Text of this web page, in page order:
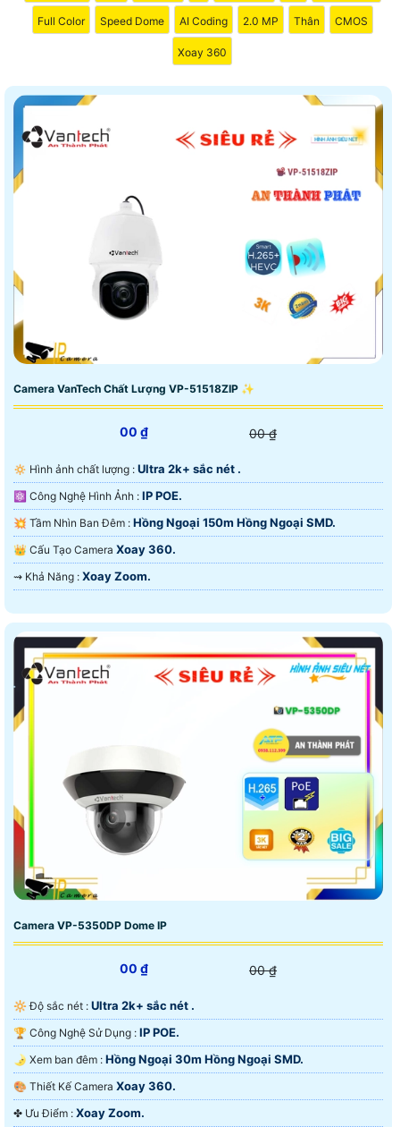
Full Color Speed Dome AI Coding 2.0 MP Thân CMOS
Xoay 360
Camera VanTech Chất Lượng VP-51518ZIP ✨
00 ₫ 00 ₫
🔅 Hình ảnh chất lượng : Ultra 2k+ sắc nét .
⚛️ Công Nghệ Hình Ảnh : IP POE.
💥 Tầm Nhìn Ban Đêm : Hồng Ngoại 150m Hồng Ngoại SMD.
👑 Cấu Tạo Camera Xoay 360.
️⇝ Khả Năng : Xoay Zoom.
Camera VP-5350DP Dome IP
00 ₫ 00 ₫
🔆 Độ sắc nét : Ultra 2k+ sắc nét .
🏆 Công Nghệ Sử Dụng : IP POE.
🌛 Xem ban đêm : Hồng Ngoại 30m Hồng Ngoại SMD.
🎨 Thiết Kế Camera Xoay 360.
️✤ Ưu Điểm : Xoay Zoom.